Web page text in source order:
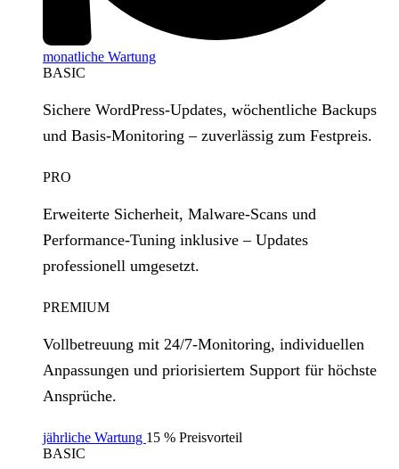
monatliche Wartung
BASIC
Sichere WordPress‑Updates, wöchentliche Backups
und Basis‑Monitoring – zuverlässig zum Festpreis.
PRO
Erweiterte Sicherheit, Malware‑Scans und
Performance‑Tuning inklusive – Updates
professionell umgesetzt.
PREMIUM
Vollbetreuung mit 24/7‑Monitoring, individuellen
Anpassungen und priorisiertem Support für höchste
Ansprüche.
jährliche Wartung 15 % Preisvorteil
BASIC